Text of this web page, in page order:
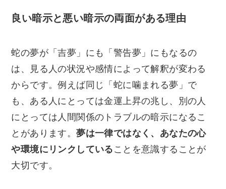
良い暗示と悪い暗示の両面がある理由
蛇の夢が「吉夢」にも「警告夢」にもなるの
は、見る人の状況や感情によって解釈が変わる
からです。例えば同じ「蛇に噛まれる夢」で
も、ある人にとっては金運上昇の兆し、別の人
にとっては人間関係のトラブルの暗示になるこ
とがあります。夢は一律ではなく、あなたの心
や環境にリンクしている ことを意識することが
大切です。